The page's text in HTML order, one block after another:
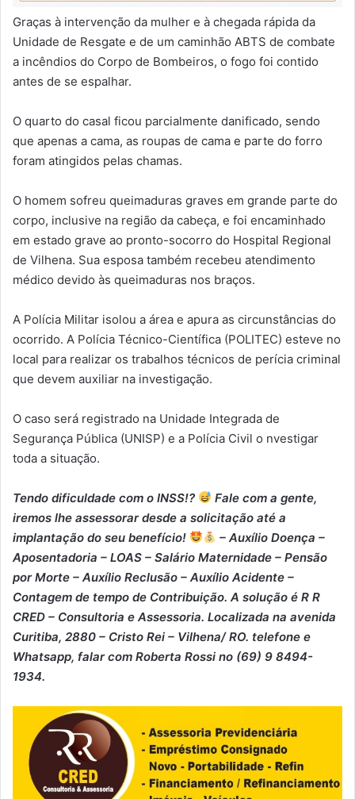
Graças à intervenção da mulher e à chegada rápida da
Unidade de Resgate e de um caminhão ABTS de combate
a incêndios do Corpo de Bombeiros, o fogo foi contido
antes de se espalhar.
O quarto do casal ficou parcialmente danificado, sendo
que apenas a cama, as roupas de cama e parte do forro
foram atingidos pelas chamas.
O homem sofreu queimaduras graves em grande parte do
corpo, inclusive na região da cabeça, e foi encaminhado
em estado grave ao pronto-socorro do Hospital Regional
de Vilhena. Sua esposa também recebeu atendimento
médico devido às queimaduras nos braços.
A Polícia Militar isolou a área e apura as circunstâncias do
ocorrido. A Polícia Técnico-Científica (POLITEC) esteve no
local para realizar os trabalhos técnicos de perícia criminal
que devem auxiliar na investigação.
O caso será registrado na Unidade Integrada de
Segurança Pública (UNISP) e a Polícia Civil o nvestigar
toda a situação.
Tendo dificuldade com o INSS!?
Fale com a gente,
iremos lhe assessorar desde a solicitação até a
implantação do seu benefício!
– Auxílio Doença –
⁠Aposentadoria – ⁠LOAS – ⁠Salário Maternidade – ⁠Pensão
por Morte – ⁠Auxílio Reclusão – ⁠Auxílio Acidente –
⁠Contagem de tempo de Contribuição. A solução é R R
CRED – Consultoria e Assessoria. Localizada na avenida
Curitiba, 2880 – Cristo Rei – Vilhena/ RO. telefone e
Whatsapp, falar com Roberta Rossi no (69) 9 8494-
1934.